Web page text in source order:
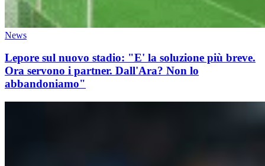
News
Lepore sul nuovo stadio: "E' la soluzione più breve.
Ora servono i partner. Dall'Ara? Non lo
abbandoniamo"